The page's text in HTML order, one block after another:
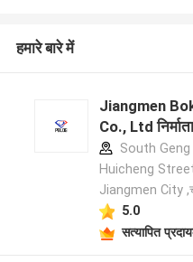
हमारे बारे में
Jiangmen
Co., Ltd
South
Huicheng
Jiangmen City
5.0
सत्यापित